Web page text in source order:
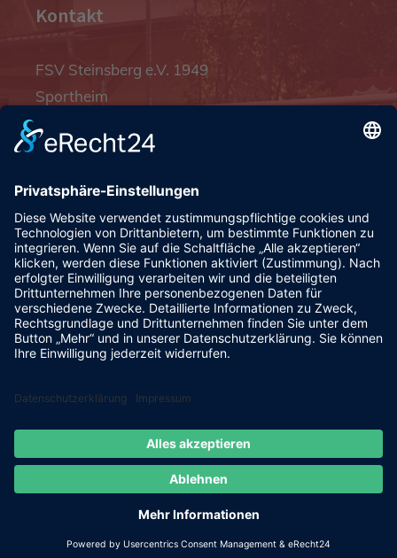
Kontakt
FSV Steinsberg e.V. 1949
Sportheim
93128 Steinsberg
pr@fsv-steinsberg.de
Social
Webmail Datenschutzerklärung
Impressum
internet-lokal.de